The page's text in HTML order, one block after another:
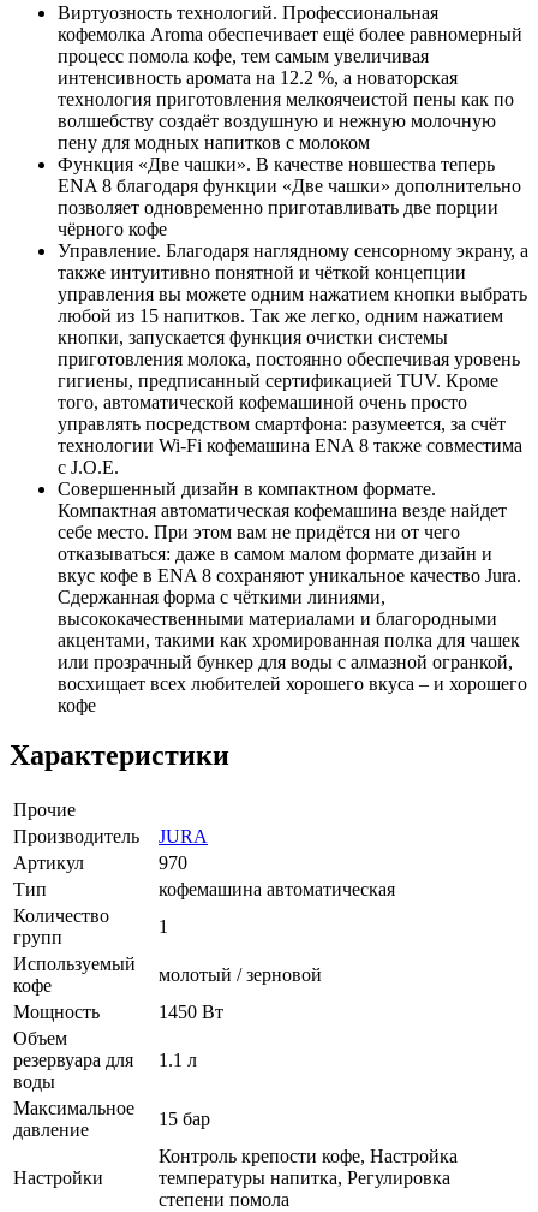
Виртуозность технологий. Профессиональная
кофемолка Aroma обеспечивает ещё более равномерный
процесс помола кофе, тем самым увеличивая
интенсивность аромата на 12.2 %, а новаторская
технология приготовления мелкоячеистой пены как по
волшебству создаёт воздушную и нежную молочную
пену для модных напитков с молоком
Функция «Две чашки». В качестве новшества теперь
ENA 8 благодаря функции «Две чашки» дополнительно
позволяет одновременно приготавливать две порции
чёрного кофе
Управление. Благодаря наглядному сенсорному экрану, а
также интуитивно понятной и чёткой концепции
управления вы можете одним нажатием кнопки выбрать
любой из 15 напитков. Так же легко, одним нажатием
кнопки, запускается функция очистки системы
приготовления молока, постоянно обеспечивая уровень
гигиены, предписанный сертификацией TUV. Кроме
того, автоматической кофемашиной очень просто
управлять посредством смартфона: разумеется, за счёт
технологии Wi-Fi кофемашина ENA 8 также совместима
с J.O.E.
Совершенный дизайн в компактном формате.
Компактная автоматическая кофемашина везде найдет
себе место. При этом вам не придётся ни от чего
отказываться: даже в самом малом формате дизайн и
вкус кофе в ENA 8 сохраняют уникальное качество Jura.
Сдержанная форма с чёткими линиями,
высококачественными материалами и благородными
акцентами, такими как хромированная полка для чашек
или прозрачный бункер для воды с алмазной огранкой,
восхищает всех любителей хорошего вкуса – и хорошего
кофе
Характеристики
Прочие
Производитель
JURA
Артикул
970
Тип
кофемашина автоматическая
Количество
групп
1
Используемый
кофе
молотый / зерновой
Мощность
1450 Вт
Объем
резервуара для
воды
1.1 л
Максимальное
давление
15 бар
Настройки
Контроль крепости кофе, Настройка
температуры напитка, Регулировка
степени помола